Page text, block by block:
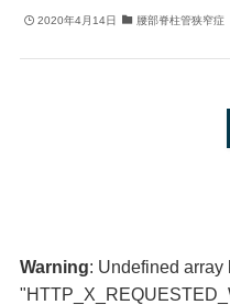
2020年4月14日 腰部脊柱管狭窄症
Warning: Undefined array